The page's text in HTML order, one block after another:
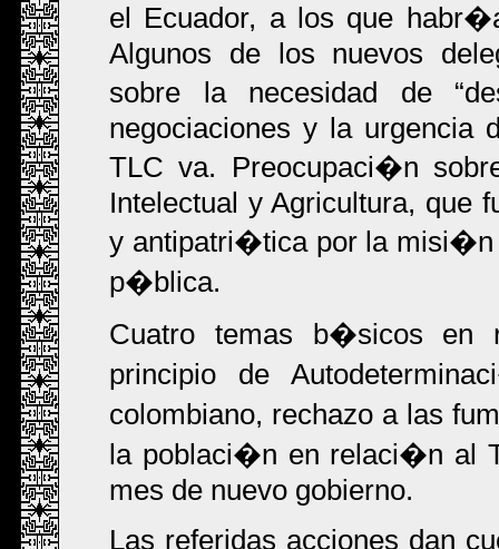
el Ecuador, a los que
Algunos de los nuevos
sobre la necesidad de
negociaciones y la urgencia
TLC va. Preocupaci�n
Intelectual y Agricultura, que
y antipatri�tica por la misi�n
p�blica.
Cuatro temas b�sicos
principio de
colombiano, rechazo a las
la poblaci�n en relaci�n al
mes de nuevo gobierno.
Las referidas acciones dan